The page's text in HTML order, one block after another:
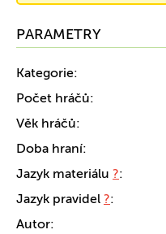
PARAMETRY
Kategorie:
Počet hráčů:
Věk hráčů:
Doba hraní:
Jazyk materiálu ?:
Jazyk pravidel ?:
Autor: